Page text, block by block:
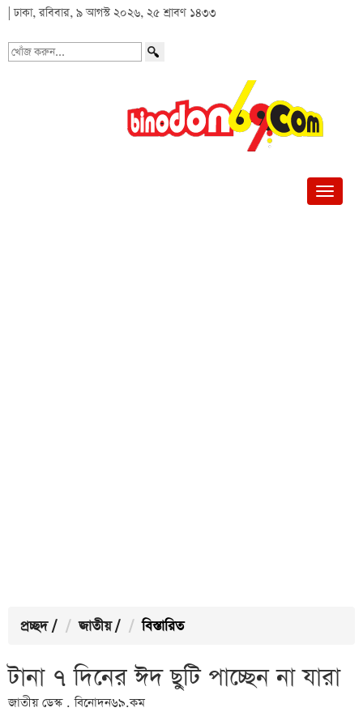
| ঢাকা, রবিবার, ৯ আগস্ট ২০২৬, ২৫ শ্রাবণ ১৪৩৩
খোঁজ
প্রচ্ছদ / জাতীয় / বিস্তারিত
টানা ৭ দিনের ঈদ ছুটি পাচ্ছেন না যারা
জাতীয় ডেস্ক . বিনোদন৬৯.কম